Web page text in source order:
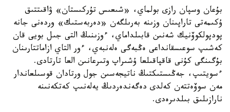
بۇعان وسپان رازى بولماي، «شىعىس تۇركىستان» ۋاقىتتىق
ۇكىمەتى تاراپىنان وزىنە بەرىلگەن «دەربەستىك» وردەنى جانە
پودپولكوۆنيك شەنىن قابىلداماي، ءوزىنىڭ التى جىل بويى قان
كەشىپ سوعىسقانداعى ەڭبەگى ەلەنبەي، ءور التاي ازاماتتارىنان
بۇگىنگى كۇنى قاقپاقىلعا ۇشىراپ وتىرعانىن العا تارتادى.
ءسويتىپ، جەڭىستىكتىڭ ناتيجەسىن جول ورتادان قوسىلعاندار
مەن سوۆەتتەن كەلدى دەگەندەردىڭ يەلەنىپ كەتكەنىنە
نارازىلىق بىلدىرەدى.